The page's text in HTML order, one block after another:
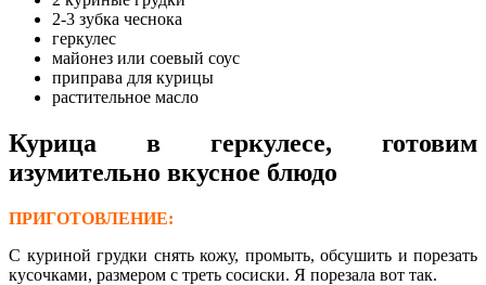
2-3 зубка чеснока
геркулес
майонез или соевый соус
приправа для курицы
растительное масло
Курица в геркулесе, готовим
изумительно вкусное блюдо
ПРИГОТОВЛЕНИЕ:
С куриной грудки снять кожу, промыть, обсушить и порезать
кусочками, размером с треть сосиски. Я порезала вот так.